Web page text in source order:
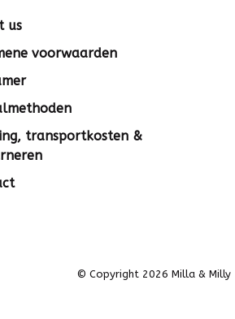
us
voorwaarden
transportkosten &
© Copyright 2026 Milla & Milly